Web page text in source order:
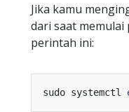
Jika kamu
dari saat memulai
perintah ini:
sudo systemctl